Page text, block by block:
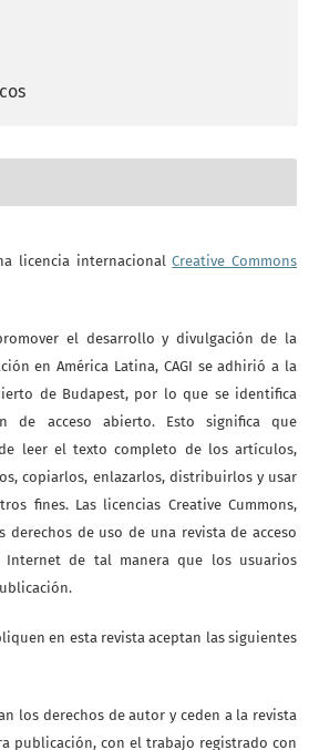
licencia internacionalCreative Commons
el desarrollo y divulgación de la
en América Latina, CAGI se adhirió a la
de Budapest, por lo que se identifica
de acceso abierto. Esto significa que
leer el texto completo de los artículos,
copiarlos, enlazarlos, distribuirlos y usar
fines. Las licencias Creative Cummons,
derechos de uso de una revista de acceso
de tal manera que los usuarios
en esta revista aceptan las siguientes
los derechos de autor y ceden a la revista
publicación, con el trabajo registrado con